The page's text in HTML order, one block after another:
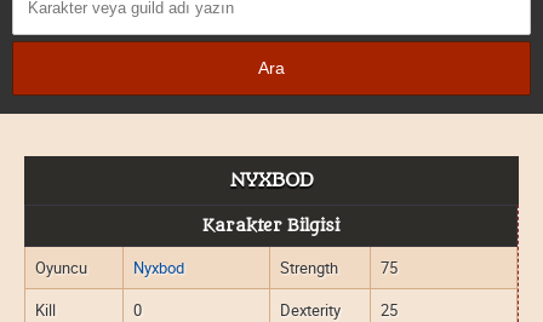
NYXBOD
Karakter Bilgisi
Oyuncu Nyxbod Strength
75
Kill
0 Dexterity
25